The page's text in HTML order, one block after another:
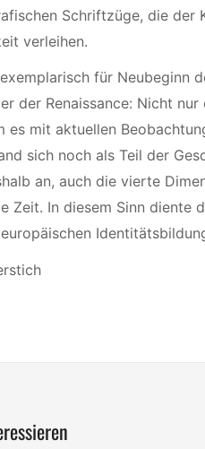
Schriftzüge, die der
verleihen.
für Neubeginn
der Renaissance: Nicht nur
es mit aktuellen
sich noch als Teil der
an, auch die vierte
Zeit. In diesem Sinn diente